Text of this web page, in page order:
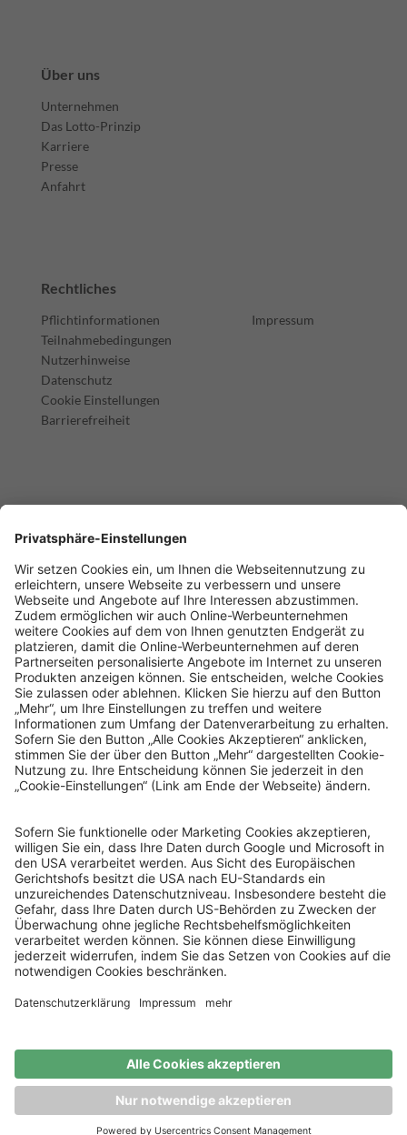
Über uns
Unternehmen
Das Lotto-Prinzip
Karriere
Presse
Anfahrt
Rechtliches
Pflichtinformationen
Teilnahmebedingungen
Nutzerhinweise
Datenschutz
Cookie Einstellungen
Barrierefreiheit
Impressum
© Sachsenlotto 2026
sachsenlotto.de–
das Glück ist so nah.
Alle Angaben ohne Gewähr.
Spielen mit Verantwortung
Mehr Infos unter:
www.check-dein-spiel.de
Lizenzierter Glücksspielanbieter (Whitelist GGL)